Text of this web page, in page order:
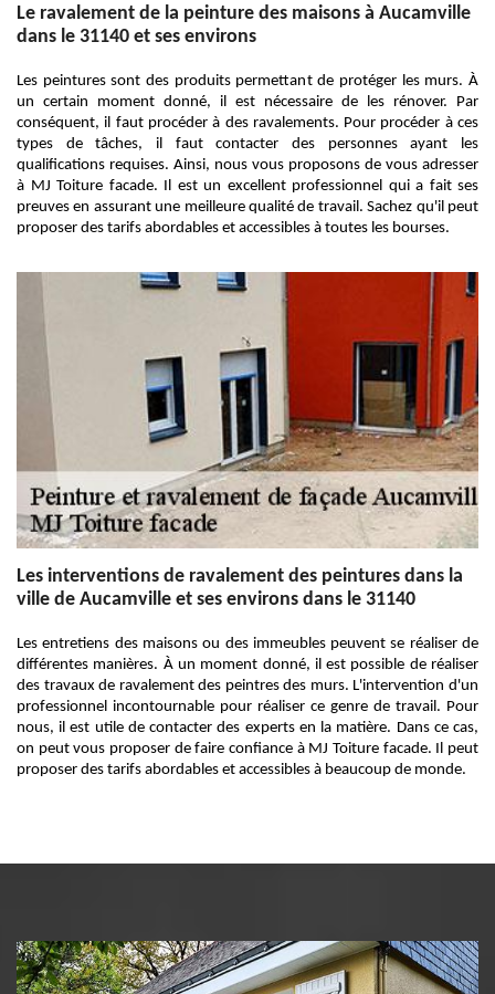
Le ravalement de la peinture des maisons à Aucamville
dans le 31140 et ses environs
Les peintures sont des produits permettant de protéger les murs. À
un certain moment donné, il est nécessaire de les rénover. Par
conséquent, il faut procéder à des ravalements. Pour procéder à ces
types de tâches, il faut contacter des personnes ayant les
qualifications requises. Ainsi, nous vous proposons de vous adresser
à MJ Toiture facade. Il est un excellent professionnel qui a fait ses
preuves en assurant une meilleure qualité de travail. Sachez qu'il peut
proposer des tarifs abordables et accessibles à toutes les bourses.
Les interventions de ravalement des peintures dans la
ville de Aucamville et ses environs dans le 31140
Les entretiens des maisons ou des immeubles peuvent se réaliser de
différentes manières. À un moment donné, il est possible de réaliser
des travaux de ravalement des peintres des murs. L'intervention d'un
professionnel incontournable pour réaliser ce genre de travail. Pour
nous, il est utile de contacter des experts en la matière. Dans ce cas,
on peut vous proposer de faire confiance à MJ Toiture facade. Il peut
proposer des tarifs abordables et accessibles à beaucoup de monde.